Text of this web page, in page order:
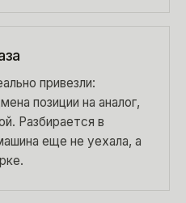
привезли:
позиции на аналог,
Разбирается в
еще не уехала, а